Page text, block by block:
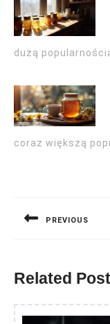
dużą
coraz większą
PREVIOUS
Related Post